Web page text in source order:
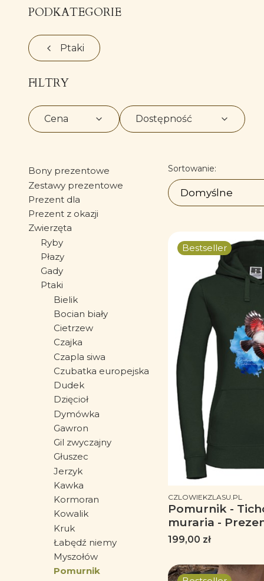
PODKATEGORIE
Ptaki
FILTRY
Cena Dostępność
Bony prezentowe
Zestawy prezentowe
Prezent dla
Prezent z okazji
Zwierzęta
Ryby
Płazy
Gady
Ptaki
Bielik
Bocian biały
Cietrzew
Czajka
Czapla siwa
Czubatka europejska
Dudek
Dzięcioł
Dymówka
Gawron
Gil zwyczajny
Głuszec
Jerzyk
Kawka
Kormoran
Kowalik
Kruk
Łabędź niemy
Myszołów
Pomurnik
Lista
Sortowanie:
Domyślne
Bestseller
PRODUCENT
CZLOWIEKZLASU.PL
Pomurnik -
muraria -
ornitologa -
Pomurnikiem
Cena
199,00 zł